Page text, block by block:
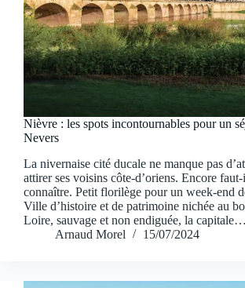
Nièvre : les spots incontournables pour un
Nevers
La nivernaise cité ducale ne manque pas
attirer ses voisins côte-d’oriens. Encore
connaître. Petit florilège pour un week-end
Ville d’histoire et de patrimoine nichée au
Loire, sauvage et non endiguée, la capitale…
Arnaud Morel
15/07/2024